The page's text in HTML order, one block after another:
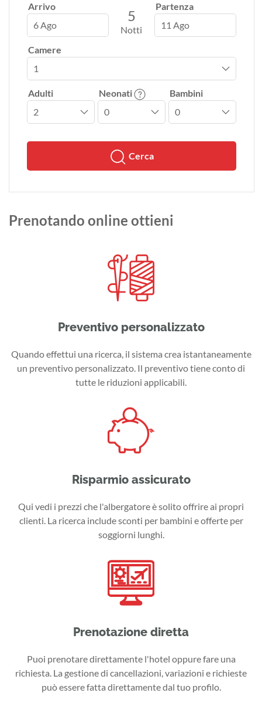
Arrivo
6 Ago
5
Notti
Partenza
11 Ago
Camere
Adulti Neonati Bambini
Cerca
Prenotando online ottieni
Preventivo personalizzato
Quando effettui una ricerca, il sistema crea istantaneamente
un preventivo personalizzato. Il preventivo tiene conto di
tutte le riduzioni applicabili.
Risparmio assicurato
Qui vedi i prezzi che l'albergatore è solito offrire ai propri
clienti. La ricerca include sconti per bambini e offerte per
soggiorni lunghi.
Prenotazione diretta
Puoi prenotare direttamente l'hotel oppure fare una
richiesta. La gestione di cancellazioni, variazioni e richieste
può essere fatta direttamente dal tuo profilo.